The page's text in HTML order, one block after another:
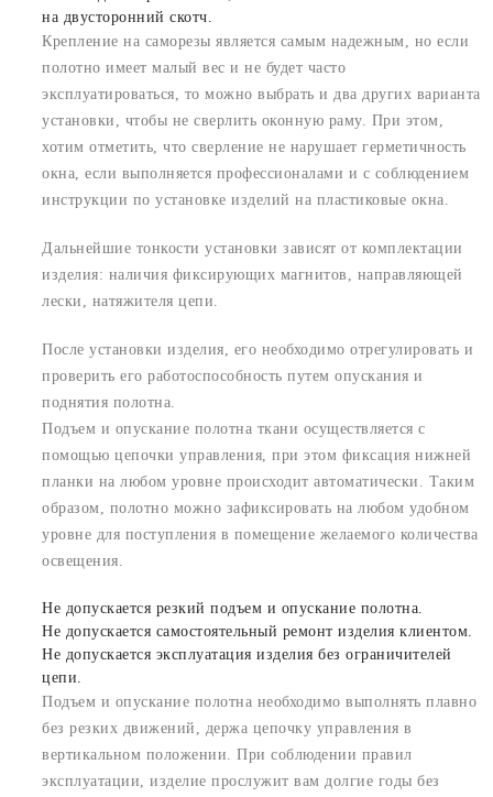
на двусторонний скотч.
Крепление на саморезы является самым надежным, но если
полотно имеет малый вес и не будет часто
эксплуатироваться, то можно выбрать и два других варианта
установки, чтобы не сверлить оконную раму. При этом,
хотим отметить, что сверление не нарушает герметичность
окна, если выполняется профессионалами и с соблюдением
инструкции по установке изделий на пластиковые окна.
Дальнейшие тонкости установки зависят от комплектации
изделия: наличия фиксирующих магнитов, направляющей
лески, натяжителя цепи.
После установки изделия, его необходимо отрегулировать и
проверить его работоспособность путем опускания и
поднятия полотна.
Подъем и опускание полотна ткани осуществляется с
помощью цепочки управления, при этом фиксация нижней
планки на любом уровне происходит автоматически. Таким
образом, полотно можно зафиксировать на любом удобном
уровне для поступления в помещение желаемого количества
освещения.
Не допускается резкий подъем и опускание полотна.
Не допускается самостоятельный ремонт изделия клиентом.
Не допускается эксплуатация изделия без ограничителей
цепи.
Подъем и опускание полотна необходимо выполнять плавно
без резких движений, держа цепочку управления в
вертикальном положении. При соблюдении правил
эксплуатации, изделие прослужит вам долгие годы без